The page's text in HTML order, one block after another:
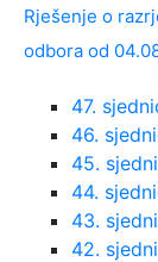
Rješenje o
odbora od
47.
46.
45.
44.
43.
42.